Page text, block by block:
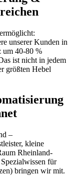
unserer Kunden in
um 40-80 %
ist nicht in jedem
größten Hebel
–
kleine
Rheinland-
für
bringen wir mit.